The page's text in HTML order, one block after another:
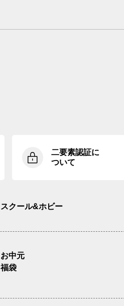
二要素認証に
ついて
スクール&ホビー
お中元
福袋